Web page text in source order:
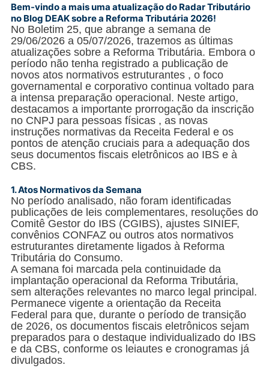
Bem-vindo a mais uma atualização do Radar Tributário
no Blog DEAK sobre a Reforma Tributária 2026!
No Boletim 25, que abrange a semana de
29/06/2026 a 05/07/2026, trazemos as últimas
atualizações sobre a Reforma Tributária. Embora o
período não tenha registrado a publicação de
novos atos normativos estruturantes , o foco
governamental e corporativo continua voltado para
a intensa preparação operacional. Neste artigo,
destacamos a importante prorrogação da inscrição
no CNPJ para pessoas físicas , as novas
instruções normativas da Receita Federal e os
pontos de atenção cruciais para a adequação dos
seus documentos fiscais eletrônicos ao IBS e à
CBS.
1.Atos Normativos da Semana
No período analisado, não foram identificadas
publicações de leis complementares, resoluções do
Comitê Gestor do IBS (CGIBS), ajustes SINIEF,
convênios CONFAZ ou outros atos normativos
estruturantes diretamente ligados à Reforma
Tributária do Consumo.
A semana foi marcada pela continuidade da
implantação operacional da Reforma Tributária,
sem alterações relevantes no marco legal principal.
Permanece vigente a orientação da Receita
Federal para que, durante o período de transição
de 2026, os documentos fiscais eletrônicos sejam
preparados para o destaque individualizado do IBS
e da CBS, conforme os leiautes e cronogramas já
divulgados.